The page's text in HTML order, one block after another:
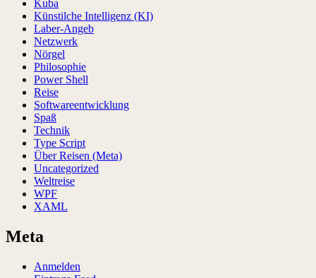
Kuba
Künstilche Intelligenz (KI)
Laber-Angeb
Netzwerk
Nörgel
Philosophie
Power Shell
Reise
Softwareentwicklung
Spaß
Technik
Type Script
Über Reisen (Meta)
Uncategorized
Weltreise
WPF
XAML
Meta
Anmelden